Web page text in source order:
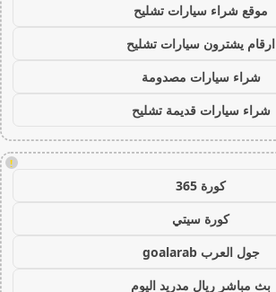
موقع شراء سيارات تشليح
ارقام يشترون سيارات تشليح
شراء سيارات مصدومة
شراء سيارات قديمة تشليح
!
كورة 365
كورة سيتي
جول العرب goalarab
بث مباشر ريال مدريد اليوم